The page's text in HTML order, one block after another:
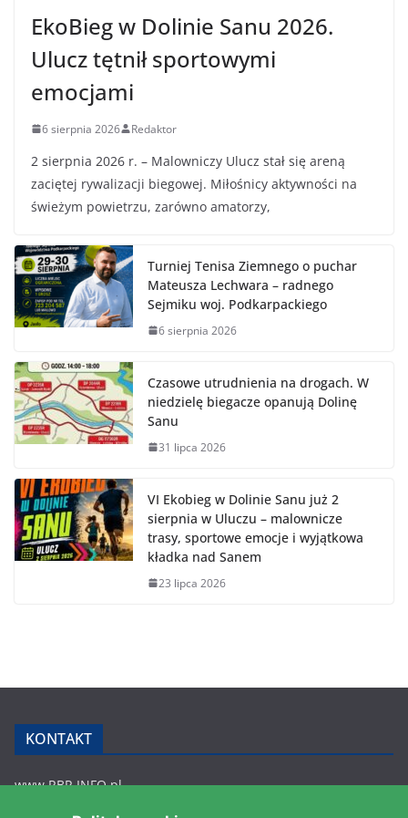
EkoBieg w Dolinie Sanu 2026.
Ulucz tętnił sportowymi
emocjami
6 sierpnia 2026 Redaktor
2 sierpnia 2026 r. – Malowniczy Ulucz stał się areną
zaciętej rywalizacji biegowej. Miłośnicy aktywności na
świeżym powietrzu, zarówno amatorzy,
Turniej Tenisa Ziemnego o puchar
Mateusza Lechwara – radnego
Sejmiku woj. Podkarpackiego
6 sierpnia 2026
Czasowe utrudnienia na drogach. W
niedzielę biegacze opanują Dolinę
Sanu
31 lipca 2026
VI Ekobieg w Dolinie Sanu już 2
sierpnia w Uluczu – malownicze
trasy, sportowe emocje i wyjątkowa
kładka nad Sanem
23 lipca 2026
KONTAKT
www.RBR.INFO.pl